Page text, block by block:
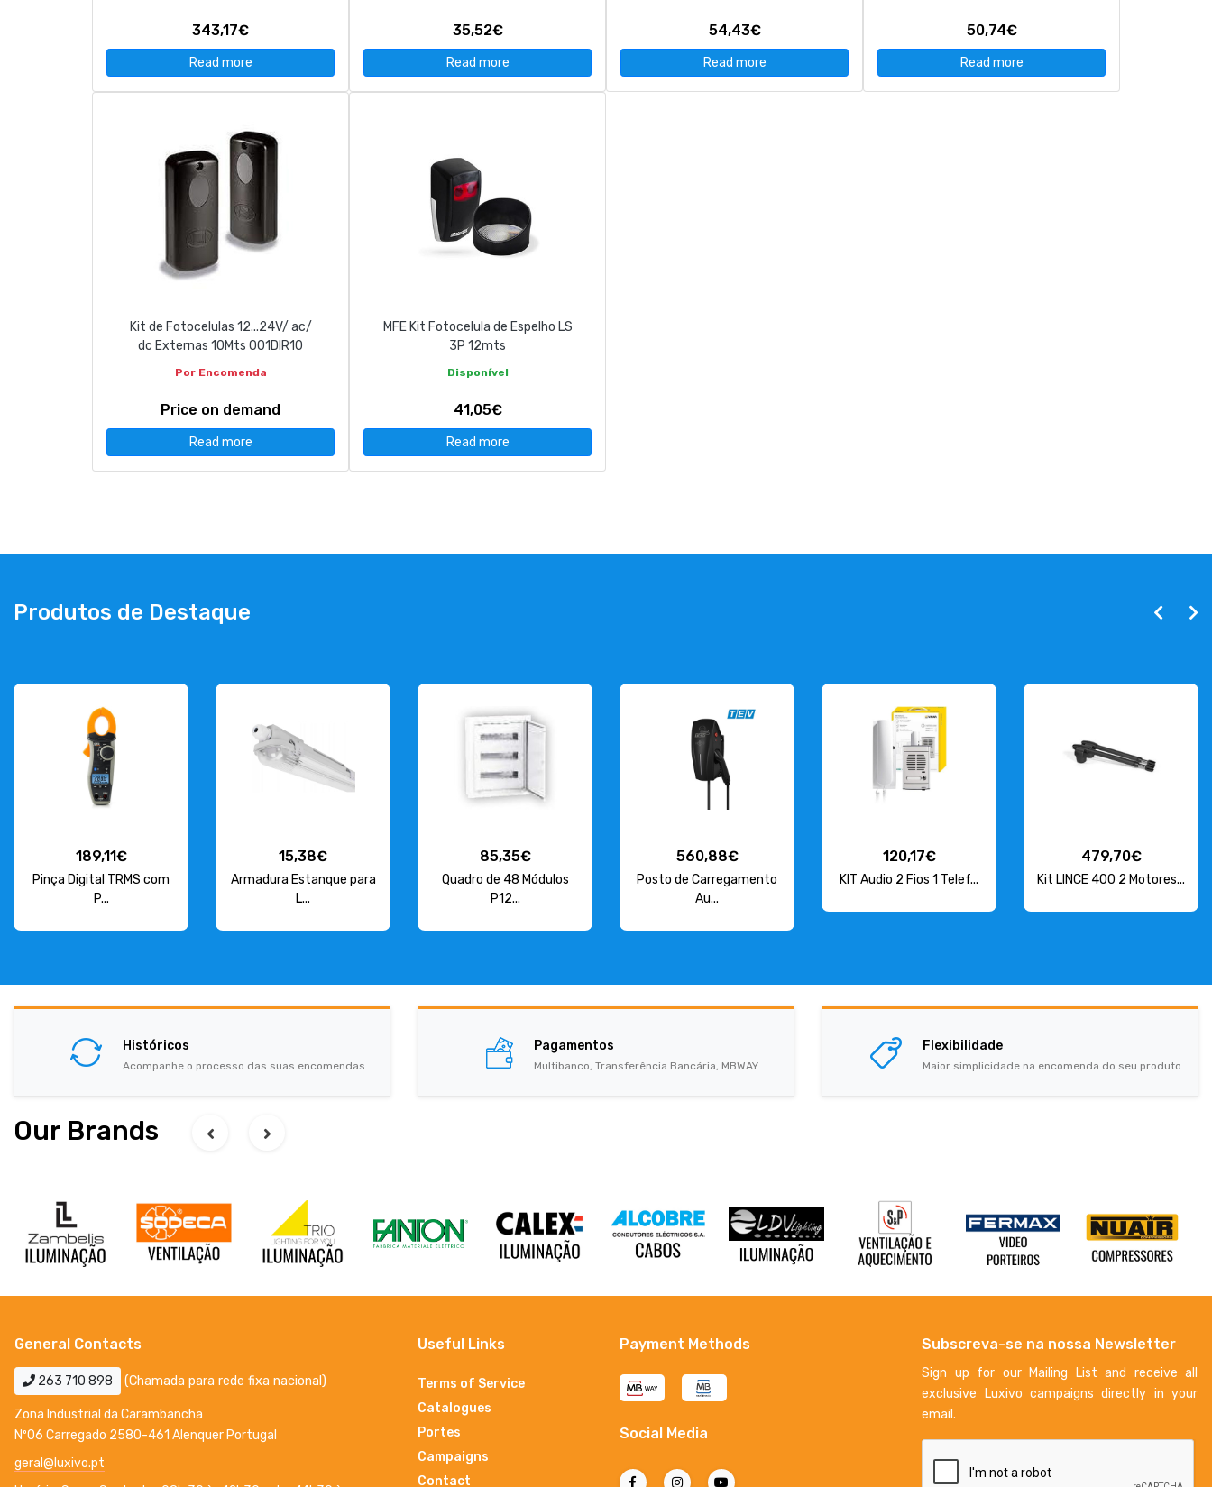
343,17€
Read more
35,52€
Read more
54,43€
Read more
50,74€
Read more
Kit de Fotocelulas 12...24V/ ac/
dc Externas 10Mts 001DIR10
Por Encomenda
Price on demand
Read more
MFE Kit Fotocelula de Espelho LS
3P 12mts
Disponível
41,05€
Read more
Produtos de Destaque
189,11€
Pinça Digital TRMS com
P...
15,38€
Armadura Estanque para
L...
85,35€
Quadro de 48 Módulos
P12...
560,88€
Posto de Carregamento
Au...
120,17€
KIT Audio 2 Fios 1 Telef...
479,70€
Kit LINCE 400 2 Motores...
Históricos
Acompanhe o processo das suas encomendas
Pagamentos
Multibanco, Transferência Bancária, MBWAY
Flexibilidade
Maior simplicidade na encomenda do seu produto
Our Brands
General Contacts
263 710 898 (Chamada para rede fixa nacional)
Zona Industrial da Carambancha
Nº06 Carregado 2580-461 Alenquer Portugal
geral@luxivo.pt
Useful Links
Terms of Service
Catalogues
Portes
Campaigns
Contact
Payment Methods
Social Media
Subscreva-se na nossa Newsletter
Sign up for our Mailing List and receive all
exclusive Luxivo campaigns directly in your
email.